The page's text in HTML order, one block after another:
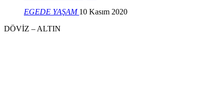
EGEDE YAŞAM 10 Kasım 2020
DÖVİZ – ALTIN